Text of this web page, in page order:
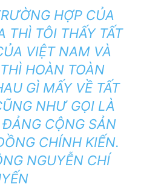
HỢP CỦA
THÌ TÔI THẤY TẤT
VIỆT NAM VÀ
HOÀN TOÀN
GÌ MẤY VỀ TẤT
NHƯ GỌI LÀ
CỘNG SẢN
CHÍNH KIẾN.
NGUYỄN CHÍ